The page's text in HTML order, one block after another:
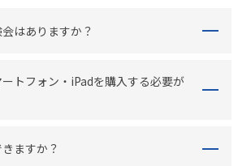
はありますか？
トフォン・iPadを購入する必要が
ますか？